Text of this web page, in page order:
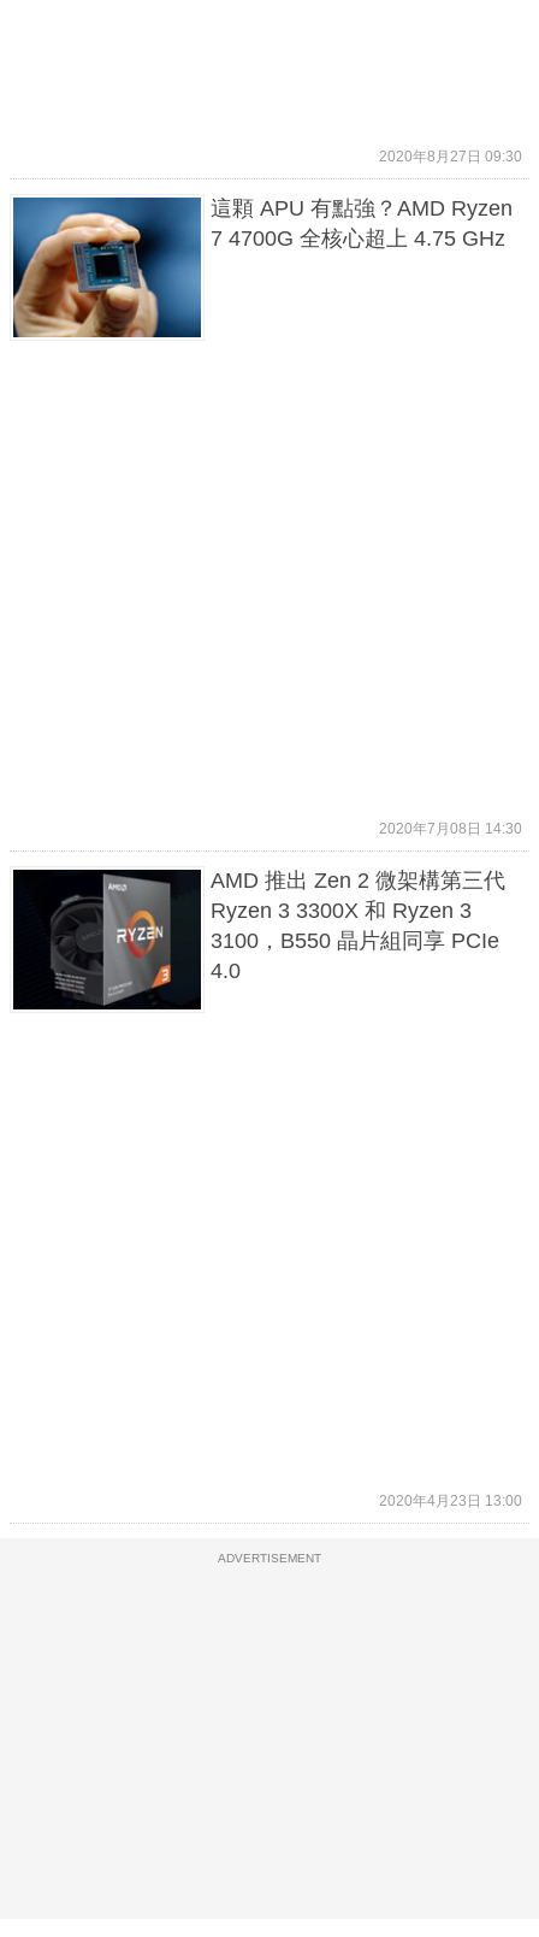
2020年8月27日 09:30
這顆 APU 有點強？AMD Ryzen
7 4700G 全核心超上 4.75 GHz
2020年7月08日 14:30
AMD 推出 Zen 2 微架構第三代
Ryzen 3 3300X 和 Ryzen 3
3100，B550 晶片組同享 PCIe
4.0
2020年4月23日 13:00
ADVERTISEMENT